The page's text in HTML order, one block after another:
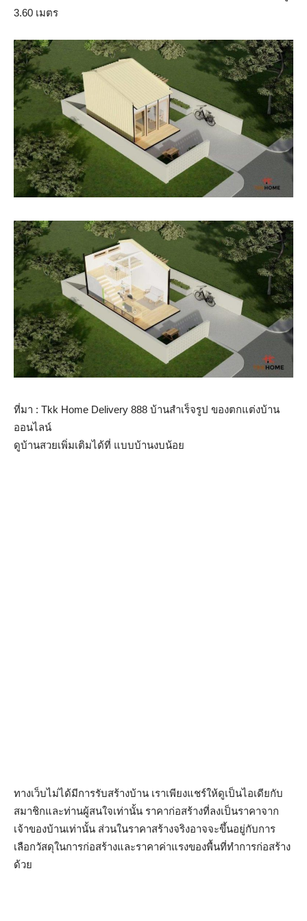
3.60 เมตร
ที่มา : Tkk Home Delivery 888 บ้านสำเร็จรูป ของตกแต่งบ้าน
ออนไลน์
ดูบ้านสวยเพิ่มเติมได้ที่ แบบบ้านงบน้อย
ทางเว็บไม่ได้มีการรับสร้างบ้าน เราเพียงแชร์ให้ดูเป็นไอเดียกับ
สมาชิกและท่านผู้สนใจเท่านั้น ราคาก่อสร้างที่ลงเป็นราคาจาก
เจ้าของบ้านเท่านั้น ส่วนในราคาสร้างจริงอาจจะขึ้นอยู่กับการ
เลือกวัสดุในการก่อสร้างและราคาค่าแรงของพื้นที่ทำการก่อสร้าง
ด้วย